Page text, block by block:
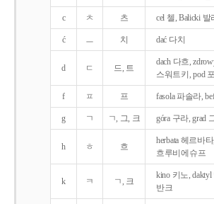
c ㅊ 츠 cel 첼, Balicki
ć ㅡ 치 dać 다치
d ㄷ 드, 트
dach 다흐,
스워트키, pod
f ㅍ 프 fasola 파솔라,
g ㄱ ㄱ, 그, 크 góra 구라, grad
h ㅎ 흐
herbata 헤르바
흐루비에슈프
k ㅋ ㄱ, 크
kino 키노,
반크